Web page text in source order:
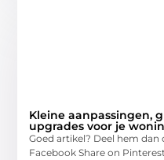
Kleine aanpassingen,
upgrades voor je
Goed artikel? Deel hem dan
Facebook Share on